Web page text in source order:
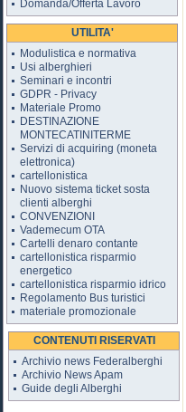
Domanda/Offerta Lavoro
UTILITA'
Modulistica e normativa
Usi alberghieri
Seminari e incontri
GDPR - Privacy
Materiale Promo
DESTINAZIONE
MONTECATINITERME
Servizi di acquiring (moneta
elettronica)
cartellonistica
Nuovo sistema ticket sosta
clienti alberghi
CONVENZIONI
Vademecum OTA
Cartelli denaro contante
cartellonistica risparmio
energetico
cartellonistica risparmio idrico
Regolamento Bus turistici
materiale promozionale
CONTENUTI RISERVATI
Archivio news Federalberghi
Archivio News Apam
Guide degli Alberghi